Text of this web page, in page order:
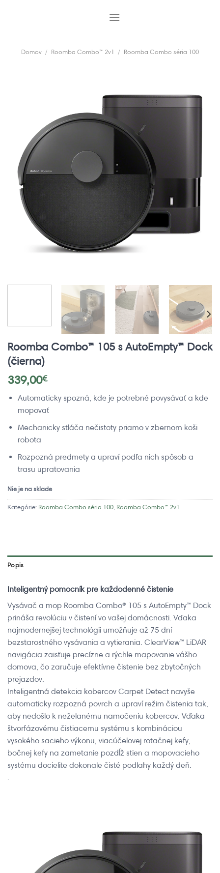
Domov / Roomba Combo™ 2v1 / Roomba Combo séria 100
Roomba Combo™ 105 s AutoEmpty™ Dock
(čierna)
339,00€
Automaticky spozná, kde je potrebné povysávať a kde
mopovať
Mechanicky stláča nečistoty priamo v zbernom koši
robota
Rozpozná predmety a upraví podľa nich spôsob a
trasu upratovania
Nie je na sklade
Kategórie: Roomba Combo séria 100, Roomba Combo™ 2v1
Popis
Inteligentný pomocník pre každodenné čistenie
Vysávač a mop Roomba Combo® 105 s AutoEmpty™ Dock
prináša revolúciu v čistení vo vašej domácnosti. Vďaka
najmodernejšej technológii umožňuje až 75 dní
bezstarostného vysávania a vytierania. ClearView™ LiDAR
navigácia zaisťuje precízne a rýchle mapovanie vášho
domova, čo zaručuje efektívne čistenie bez zbytočných
prejazdov.
Inteligentná detekcia kobercov Carpet Detect navyše
automaticky rozpozná povrch a upraví režim čistenia tak,
aby nedošlo k neželanému namočeniu kobercov. Vďaka
štvorfázovému čistiacemu systému s kombináciou
vysokého sacieho výkonu, viacúčelovej rotačnej kefy,
bočnej kefy na zametanie pozdĺž stien a mopovacieho
systému docielite dokonale čisté podlahy každý deň.
.